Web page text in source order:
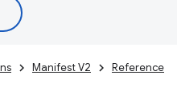
Manifest V2 Reference